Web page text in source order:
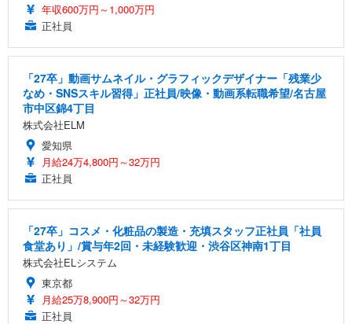
年収600万円～1,000万円
正社員
「27卒」動画サムネイル・グラフィックデザイナー「残業少
なめ・SNSスキル習得」正社員/映像・動画系転職希望/名古屋
市中区錦4丁目
株式会社ELM
愛知県
月給24万4,800円～32万円
正社員
「27卒」コスメ・化粧品の製造・充填スタッフ正社員「社員
食堂あり」/賞与年2回・未経験歓迎・渋谷区神南1丁目
株式会社ELシステム
東京都
月給25万8,900円～32万円
正社員